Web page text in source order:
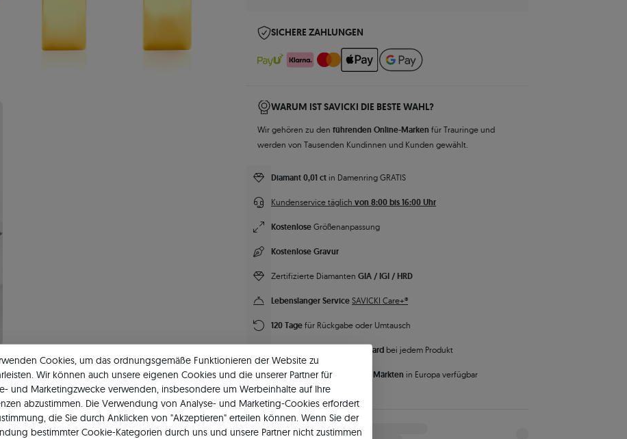
SICHERE ZAHLUNGEN
WARUM IST SAVICKI DIE BESTE WAHL?
Wir gehören zu den führenden Online-Marken für Trauringe und
werden von Tausenden Kundinnen und Kunden gewählt.
Diamant 0,01 ct in Damenring GRATIS
Kundenservice täglich von 8:00 bis 16:00 Uhr
Kostenlose Größenanpassung
Kostenlose Gravur
Zertifizierte Diamanten GIA / IGI / HRD
Lebenslanger Service SAVICKI Care+®
120 Tage für Rückgabe oder Umtausch
Immer hoher Qualitätsstandard bei jedem Produkt
Unsere Marke ist auf vielen Märkten in Europa verfügbar
Cookies, um das ordnungsgemäße Funktionieren der Website zu
Wir können auch unsere eigenen Cookies und die unserer Partner für
und Marketingzwecke verwenden, insbesondere um Werbeinhalte auf Ihre
abzustimmen. Die Verwendung von Analyse- und Marketing-Cookies erfordert
die Sie durch Anklicken von "Akzeptieren" erteilen können. Wenn Sie der
bestimmter Cookie-Kategorien durch uns und unsere Partner nicht zustimmen